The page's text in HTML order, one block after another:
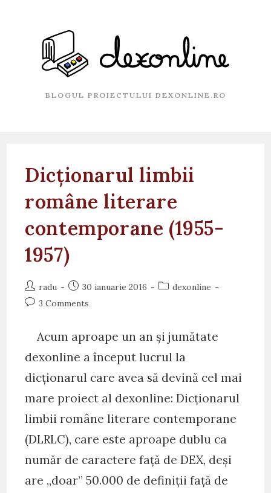
BLOGUL PROIECTULUI DEXONLINE.RO
Dicționarul limbii
române literare
contemporane (1955-
1957)
Post
author:
radu
Post
published:
30 ianuarie 2016
Postdexonline
Post3 Comments
Acum aproape un an și jumătate
dexonline a început lucrul la
dicționarul care avea să devină cel mai
mare proiect al dexonline: Dicționarul
limbii române literare contemporane
(DLRLC), care este aproape dublu ca
număr de caractere față de DEX, deși
are „doar” 50.000 de definiții față de